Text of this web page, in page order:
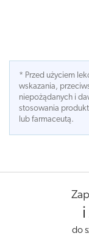
* Przed użyciem
wskazania,
niepożądanych i
stosowania
lub farmaceutą.
do